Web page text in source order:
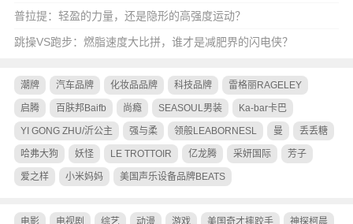
普拉提：轻盈的力量，还是隐形的高强度运动？
跳操VS跑步：燃脂速度大比拼，谁才是减肥界的闪电侠？
潮牌 汽车品牌 化妆品品牌 科技品牌 雷格丽RAGELEY
启腾 百肤邦Baifb 尚瘾 SEASOUL男装 Ka-bar卡巴
YI GONG ZHU/沂公主 强与柔 领般LEABORNESL 曼 丢丢糖
哈弗大狗 妖怪 LE TROTTOIR 亿龙腾 采妍国际 芳子
爱之样 小米妈妈 美国声乐设备品牌BEATS
电影 电视剧 综艺 动漫 游戏 美国奇才摔跤手 神探柯晨